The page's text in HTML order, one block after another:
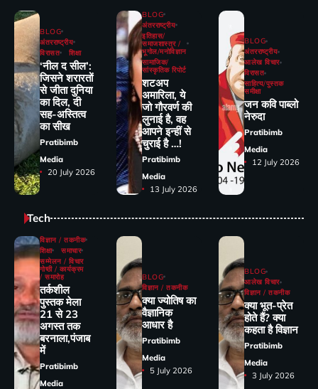
BLOG
अंतरराष्ट्रीय
विरासत
शिक्षा
‘नील द सील’:
जिसने शरारतों
से जीता दुनिया
का दिल, दी
सह-अस्तित्व
का सीख
Pratibimb
Media
20 July 2026
BLOG
अंतरराष्ट्रीय
इतिहास/
समाजशास्त्र /
भूगोल/मनोविज्ञान
सामाजिक/
सांस्कृतिक रिपोर्ट
शटअप
अमारिला, ये
जो गौरवर्ण की
लुनाई है, वह
आपने इन्हीं से
चुराई है …!
Pratibimb
Media
13 July 2026
BLOG
अंतरराष्ट्रीय
आलेख विचार
विरासत
साहित्य/पुस्तक
समीक्षा
जन कवि पाब्लो
नेरुदा
Pratibimb
Media
12 July 2026
Tech
विज्ञान / तकनीक
शिक्षा
समाचार
सम्मेलन / विचार
गोष्ठी / कार्यक्रम
/ समारोह
तर्कशील
पुस्तक मेला
21 से 23
अगस्त तक
बरनाला,पंजाब
में
Pratibimb
Media
BLOG
विज्ञान / तकनीक
क्या ज्योतिष का
वैज्ञानिक
आधार है
Pratibimb
Media
5 July 2026
BLOG
आलेख विचार
विज्ञान / तकनीक
क्या भूत-प्रेत
होते हैं? क्या
कहता है विज्ञान
Pratibimb
Media
3 July 2026